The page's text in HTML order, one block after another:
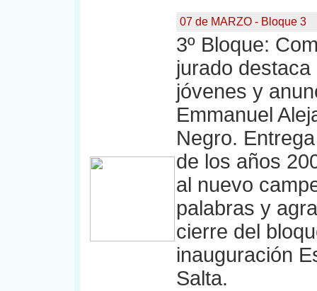
07 de MARZO - Bloque 3
3º Bloque:
jurado
jóvenes y
Emmanuel
Negro.
de los años
al nuevo
palabras y
cierre del
inauguración
Salta.